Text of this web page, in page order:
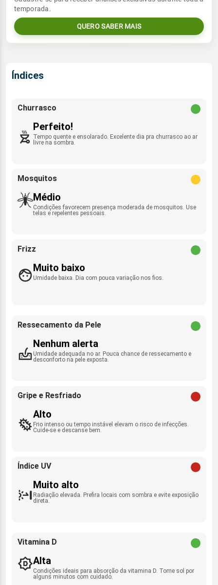
Umidade do ar
61% 94%
Rajada de vento
Sol
06:16h às 17:33h
Lua
6.7mm
Umidade do ar
E - 12km/h
Rajada de vento
Sol
temporada.
QUERO SABER MAIS
Índices
Churrasco
Perfeito!
Tempo quente e ensolarado. Excelente dia pra churrasco ao ar
livre na sombra.
Mosquitos
Médio
Condições favorecem presença moderada de mosquitos. Use
telas e repelentes pessoais.
Frizz
Muito baixo
Umidade baixa. Dia com pouca variação nos fios.
Ressecamento da Pele
Nenhum alerta
Umidade adequada no ar. Pouca chance de ressecamento e
desconforto na pele exposta.
Gripe e Resfriado
Alto
Frio intenso ou tempo instável elevam o risco de infecções.
Cuide-se e descanse bem.
Índice UV
Muito alto
Radiação elevada. Prefira locais com sombra e evite exposição
direta.
Vitamina D
Alta
Condições ideais para absorção da vitamina D. Tome sol por
alguns minutos com cuidado.